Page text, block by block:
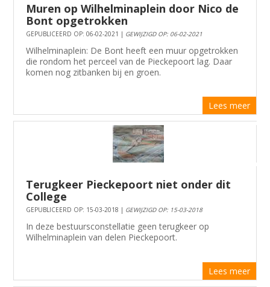
Muren op Wilhelminaplein door Nico de
Bont opgetrokken
GEPUBLICEERD OP: 06-02-2021 | GEWIJZIGD OP: 06-02-2021
Wilhelminaplein: De Bont heeft een muur opgetrokken
die rondom het perceel van de Pieckepoort lag. Daar
komen nog zitbanken bij en groen.
Lees meer
Terugkeer Pieckepoort niet onder dit
College
GEPUBLICEERD OP: 15-03-2018 | GEWIJZIGD OP: 15-03-2018
In deze bestuursconstellatie geen terugkeer op
Wilhelminaplein van delen Pieckepoort.
Lees meer